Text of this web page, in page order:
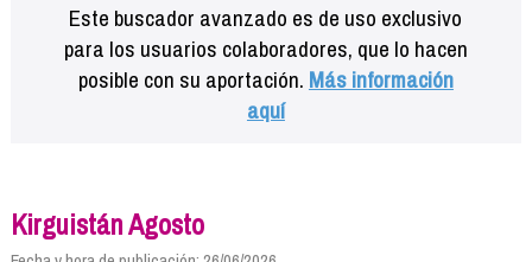
Este buscador avanzado es de uso exclusivo
para los usuarios colaboradores, que lo hacen
posible con su aportación. Más información
aquí
Kirguistán Agosto